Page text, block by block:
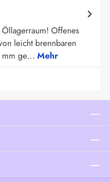
Offenes
leicht brennbaren
mm ge… Mehr